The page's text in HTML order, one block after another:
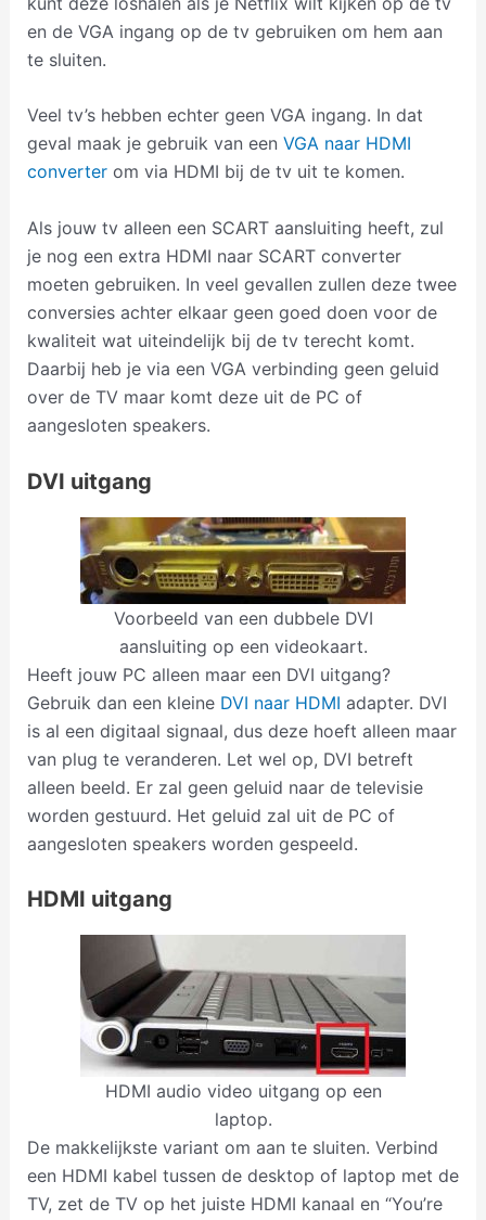
en de VGA ingang op de tv gebruiken om hem aan
te sluiten.
Veel tv’s hebben echter geen VGA ingang. In dat
geval maak je gebruik van een VGA naar HDMI
converterom via HDMI bij de tv uit te komen.
Als jouw tv alleen een SCART aansluiting heeft, zul
je nog een extra HDMI naar SCART converter
moeten gebruiken. In veel gevallen zullen deze twee
conversies achter elkaar geen goed doen voor de
kwaliteit wat uiteindelijk bij de tv terecht komt.
Daarbij heb je via een VGA verbinding geen geluid
over de TV maar komt deze uit de PC of
aangesloten speakers.
DVI uitgang
Voorbeeld van een dubbele DVI
aansluiting op een videokaart.
Heeft jouw PC alleen maar een DVI uitgang?
Gebruik dan een kleine DVI naar HDMI adapter. DVI
is al een digitaal signaal, dus deze hoeft alleen maar
van plug te veranderen. Let wel op, DVI betreft
alleen beeld. Er zal geen geluid naar de televisie
worden gestuurd. Het geluid zal uit de PC of
aangesloten speakers worden gespeeld.
HDMI uitgang
HDMI audio video uitgang op een
laptop.
De makkelijkste variant om aan te sluiten. Verbind
een HDMI kabel tussen de desktop of laptop met de
TV, zet de TV op het juiste HDMI kanaal en “You’re